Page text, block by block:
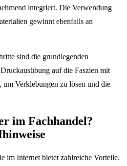
integriert. Die Verwendung
gewinnt ebenfalls an
sind die grundlegenden
auf die Faszien mit
Verklebungen zu lösen und die
im Fachhandel?
im Internet bietet zahlreiche Vorteile.